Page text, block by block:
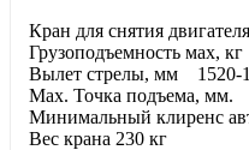
Кран для снятия
Грузоподъемность мах,
Вылет стрелы, мм 1520-
Мах. Точка подъема, мм.
Минимальный клиренс
Вес крана 230 кг